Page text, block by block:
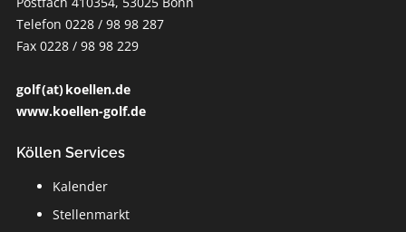
Telefon 0228 / 98 98 287
Fax 0228 / 98 98 229
golf (at) koellen.de
www.koellen-golf.de
Köllen Services
Kalender
Stellenmarkt